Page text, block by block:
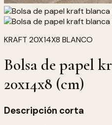
KRAFT 20X14X8 BLANCO
Bolsa de papel
20x14x8 (cm)
Descripción corta